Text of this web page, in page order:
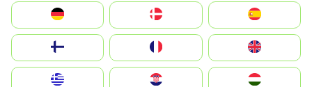
Deutschland
United Kingdom
Magyarország